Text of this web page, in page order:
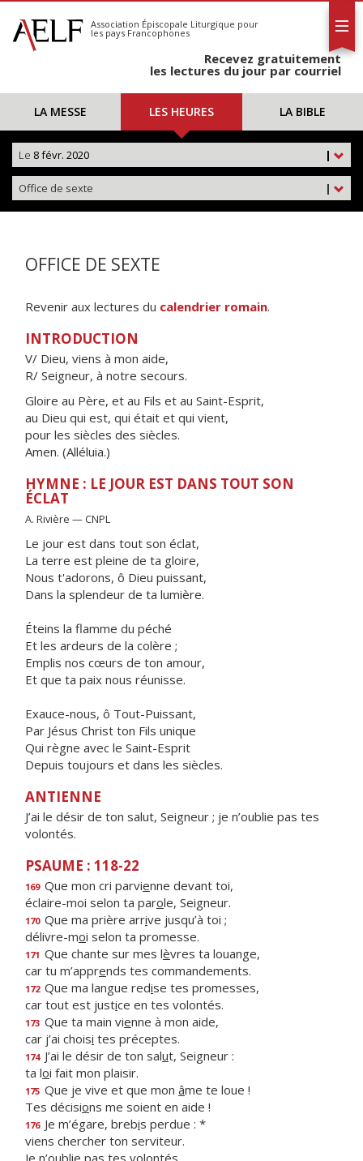
S'abonner
Calendrier
Association Épiscopale Liturgique pour
les pays Francophones
Recevez gratuitement
les lectures du jour par courriel
LA MESSE LES HEURES LA BIBLE
|
Le 8 févr. 2020
|
Office de sexte
OFFICE DE SEXTE
Revenir aux lectures du calendrier romain.
INTRODUCTION
V/ Dieu, viens à mon aide,
R/ Seigneur, à notre secours.
Gloire au Père, et au Fils et au Saint-Esprit,
au Dieu qui est, qui était et qui vient,
pour les siècles des siècles.
Amen. (Alléluia.)
HYMNE : LE JOUR EST DANS TOUT SON
ÉCLAT
A. Rivière — CNPL
Le jour est dans tout son éclat,
La terre est pleine de ta gloire,
Nous t'adorons, ô Dieu puissant,
Dans la splendeur de ta lumière.
Éteins la flamme du péché
Et les ardeurs de la colère ;
Emplis nos cœurs de ton amour,
Et que ta paix nous réunisse.
Exauce-nous, ô Tout-Puissant,
Par Jésus Christ ton Fils unique
Qui règne avec le Saint-Esprit
Depuis toujours et dans les siècles.
ANTIENNE
J’ai le désir de ton salut, Seigneur ; je n’oublie pas tes
volontés.
PSAUME : 118-22
169 Que mon cri parvienne devant toi,
éclaire-moi selon ta parole, Seigneur.
170 Que ma prière arrive jusqu’à toi ;
délivre-moi selon ta promesse.
171 Que chante sur mes lèvres ta louange,
car tu m’apprends tes commandements.
172 Que ma langue redise tes promesses,
car tout est justice en tes volontés.
173 Que ta main vienne à mon aide,
car j’ai choisi tes préceptes.
174 J’ai le désir de ton salut, Seigneur :
ta loi fait mon plaisir.
175 Que je vive et que mon âme te loue !
Tes décisions me soient en aide !
176 Je m’égare, brebis perdue : *
viens chercher ton serviteur.
Je n’oublie pas tes volontés.